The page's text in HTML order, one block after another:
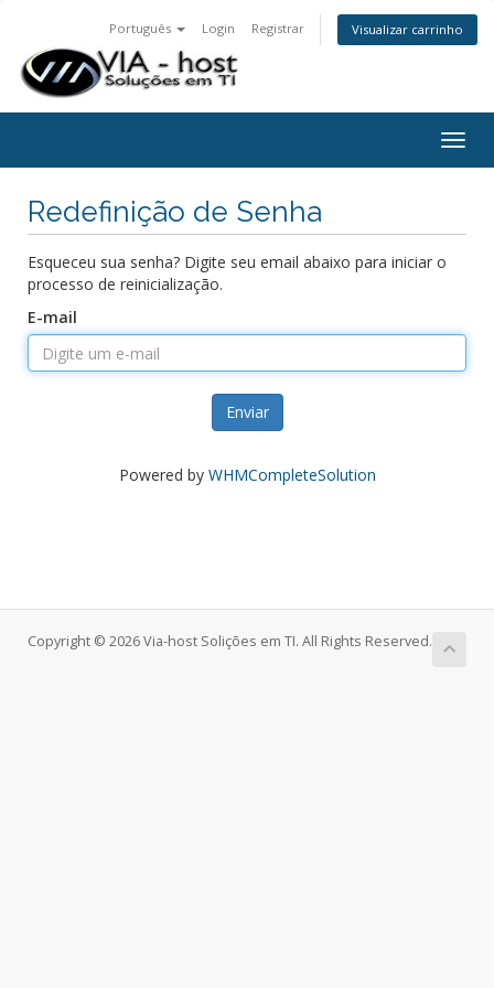
Português Login Registrar Visualizar carrinho
Redefinição de Senha
Esqueceu sua senha? Digite seu email abaixo para iniciar o
processo de reinicialização.
E-mail
Enviar
Powered by WHMCompleteSolution
Copyright © 2026 Via-host Solições em TI. All Rights Reserved.